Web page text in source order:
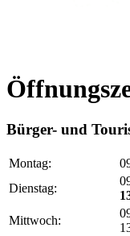
Bürger- und
Montag:
Dienstag:
Mittwoch: